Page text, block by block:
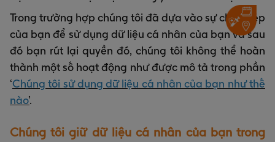
Trong trường hợp chúng tôi đã dựa vào sự cho phép
của bạn để sử dụng dữ liệu cá nhân của bạn và sau
đó bạn rút lại quyền đó, chúng tôi không thể hoàn
thành một số hoạt động như được mô tả trong phần
‘Chúng tôi sử dụng dữ liệu cá nhân của bạn như thế
nào’.
Chúng tôi giữ dữ liệu cá nhân của bạn trong